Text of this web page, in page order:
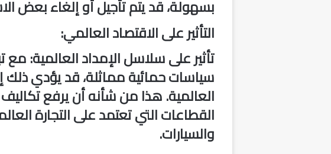
بسهولة، قد يتم تأجيل أو إلغاء بعض
التأثير على الاقتصاد العالمي:
تأثير على سلاسل الإمداد العالمية: مع
سياسات حمائية مماثلة، قد يؤدي ذلك
العالمية. هذا من شأنه أن يرفع
القطاعات التي تعتمد على التجارة
والسيارات.